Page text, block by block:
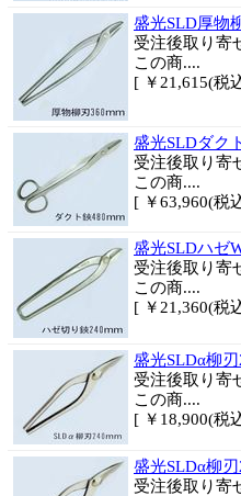
盛光SLD厚物
受注後取り寄
この商....
[ ￥21,615(税
盛光SLDダク
受注後取り寄
この商....
[ ￥63,960(税
盛光SLDハゼ
受注後取り寄
この商....
[ ￥21,360(税
盛光SLDα柳
受注後取り寄
この商....
[ ￥18,900(税
盛光SLDα柳
受注後取り寄